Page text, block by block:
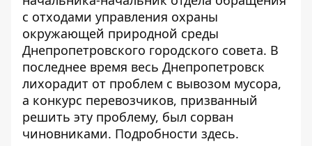
с отходами управления охраны
окружающей природной среды
Днепропетровского городского совета. В
последнее время весь Днепропетровск
лихорадит от проблем с вывозом мусора,
а конкурс перевозчиков, призванный
решить эту проблему, был сорван
чиновниками. Подробности здесь.